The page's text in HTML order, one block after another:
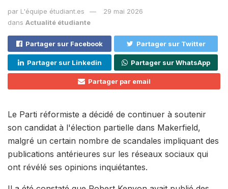
par L'équipe étudiant.es
29 mai 2026
dans Actualité étudiante
Partager sur Facebook Partager sur Twitter
Partager sur Linkedin Partager sur WhatsApp
Partager par email
Le Parti réformiste a décidé de continuer à soutenir
son candidat à l'élection partielle dans Makerfield,
malgré un certain nombre de scandales impliquant des
publications antérieures sur les réseaux sociaux qui
ont révélé ses opinions inquiétantes.